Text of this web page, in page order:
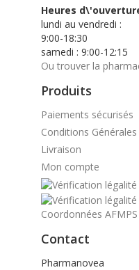
Heures
lundi au vendredi :
9:00-18:30
samedi : 9:00-12:15
Ou trouver la
Produits
Paiements sécurisés
Conditions Générales
Livraison
Mon compte
Coordonnées AFMPS
Contact
Pharmanovea